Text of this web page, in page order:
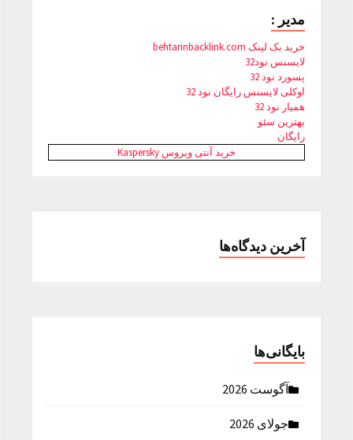
مدیر :
خرید بک لینک behtarinbacklink.com
لایسنس نود32
پسورد نود 32
اوکلی لایسنس رایگان نود 32
همیار نود 32
بهترین سئو
رایگان
خرید آنتی ویروس Kaspersky
آخرین دیدگاه‌ها
بایگانی‌ها
آگوست 2026
جولای 2026